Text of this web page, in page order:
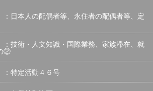
日本人の配偶者等、永住者の配偶者等、定
技術・人文知識・国際業務、家族滞在、就
②
特定活動４６号